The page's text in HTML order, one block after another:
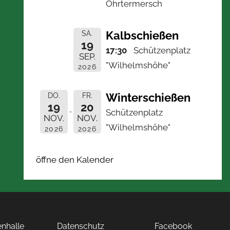
Ohrtermersch
SA.
19
SEP.
2026
Kalbschießen
17:30
Schützenplatz
"Wilhelmshöhe"
DO.
19
NOV.
2026
FR.
20
NOV.
2026
Winterschießen
Schützenplatz
"Wilhelmshöhe"
öffne den Kalender
Datenschutz Facebook